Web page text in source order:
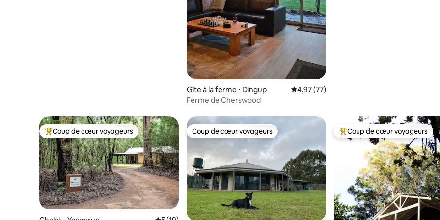
Gîte à la ferme ⋅ Dingup Évaluation moyenne sur la base de 77
4,97 (77)
Ferme de Cherswood
Coups de cœur voyageurs les plus appréciés
Coup de cœur voyageurs Coup de cœur voyageurs
Coup de cœur voyageurs Coups de cœur voyageurs les
Coup de cœur voyageurs